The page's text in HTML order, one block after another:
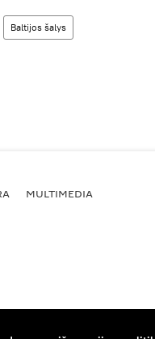
Baltijos šalys
MULTIMEDIA